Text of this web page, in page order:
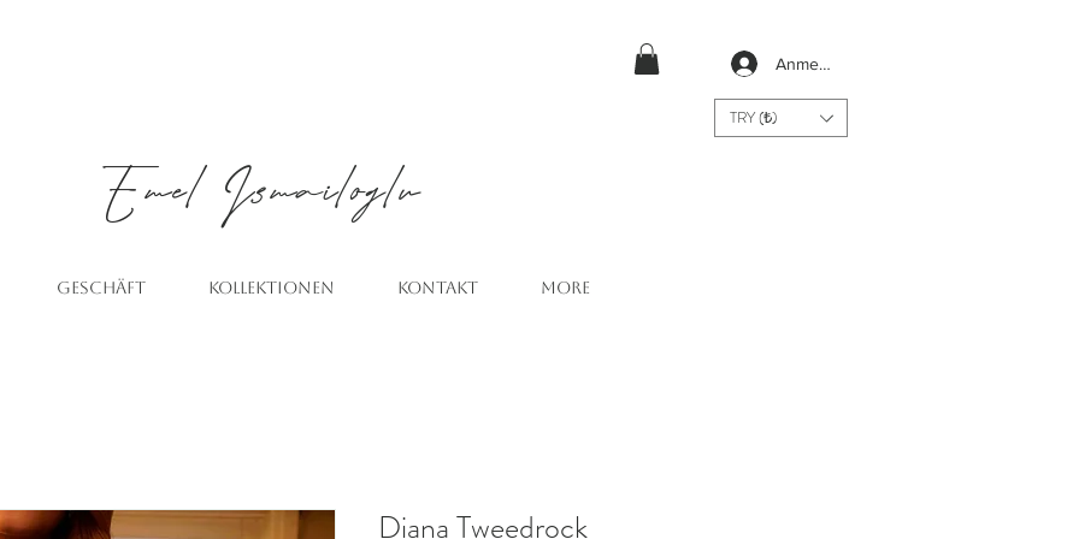
Anmelden
TRY (₺)
Emel Ismailoglu
GESCHÄFT KOLLEKTIONEN KONTAKT More
Diana Tweedrock